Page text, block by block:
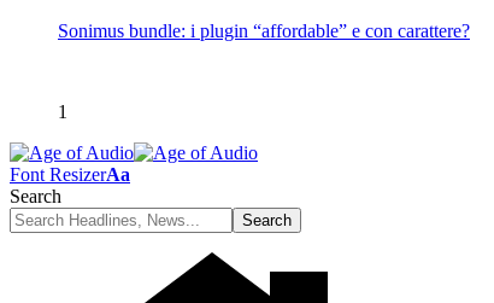
Sonimus bundle: i plugin “affordable” e con carattere?
1
Font ResizerAa
Search